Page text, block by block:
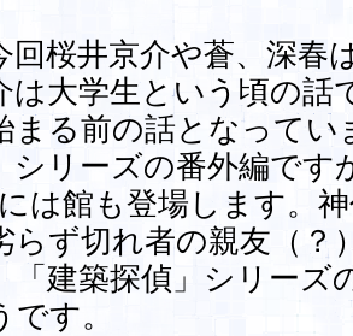
桜井京介や蒼、深春
は大学生という頃の話
まる前の話となって
シリーズの番外編です
は館も登場します。
らず切れ者の親友（？
「建築探偵」シリー
です。